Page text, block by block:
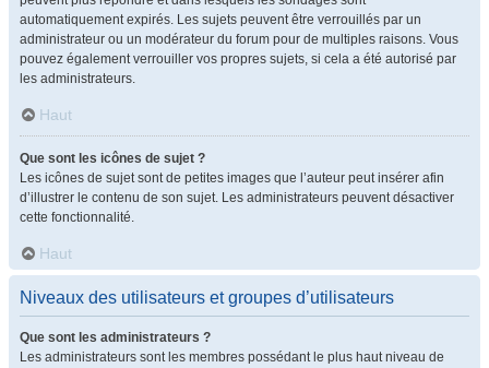
automatiquement expirés. Les sujets peuvent être verrouillés par un
administrateur ou un modérateur du forum pour de multiples raisons. Vous
pouvez également verrouiller vos propres sujets, si cela a été autorisé par
les administrateurs.
Haut
Que sont les icônes de sujet ?
Les icônes de sujet sont de petites images que l’auteur peut insérer afin
d’illustrer le contenu de son sujet. Les administrateurs peuvent désactiver
cette fonctionnalité.
Haut
Niveaux des utilisateurs et groupes d’utilisateurs
Que sont les administrateurs ?
Les administrateurs sont les membres possédant le plus haut niveau de